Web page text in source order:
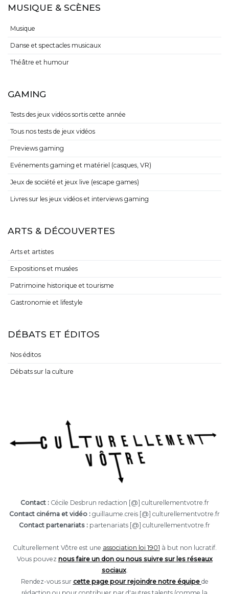
MUSIQUE & SCÈNES
Musique
Danse et spectacles musicaux
Théâtre et humour
GAMING
Tests des jeux vidéos sortis cette année
Tous nos tests de jeux vidéos
Previews gaming
Evénements gaming et matériel (casques, VR)
Jeux de société et jeux live (escape games)
Livres sur les jeux vidéos et interviews gaming
ARTS & DÉCOUVERTES
Arts et artistes
Expositions et musées
Patrimoine historique et tourisme
Gastronomie et lifestyle
DÉBATS ET ÉDITOS
Nos éditos
Débats sur la culture
Contact :Cécile Desbrun redaction [@] culturellementvotre.fr
Contact cinéma et vidéo : guillaume.creis [@] culturellementvotre.fr
Contact partenariats : partenariats [@] culturellementvotre.fr
Culturellement Vôtre est une association loi 1901 à but non lucratif.
Vous pouvez nous faire un don ou nous suivre sur les réseaux
sociaux.
Rendez-vous sur cette page pour rejoindre notre équipe de